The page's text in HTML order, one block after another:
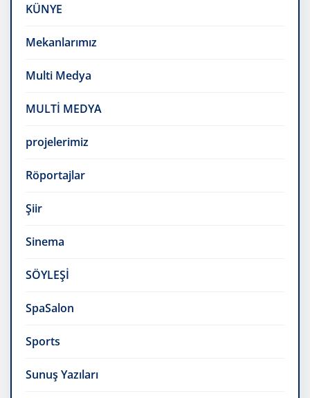
KÜNYE
Mekanlarımız
Multi Medya
MULTİ MEDYA
projelerimiz
Röportajlar
Şiir
Sinema
SÖYLEŞİ
SpaSalon
Sports
Sunuş Yazıları